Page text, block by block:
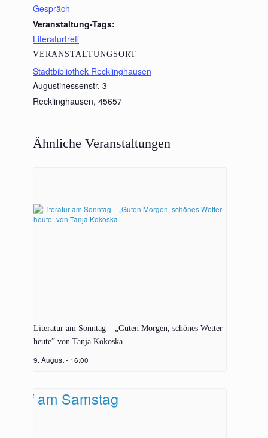
Gespräch
Veranstaltung-Tags:
Literaturtreff
VERANSTALTUNGSORT
Stadtbibliothek Recklinghausen
Augustinessenstr. 3
Recklinghausen, 45657
Ähnliche Veranstaltungen
Literatur am Sonntag – „Guten Morgen, schönes Wetter
heute” von Tanja Kokoska
9. August - 16:00